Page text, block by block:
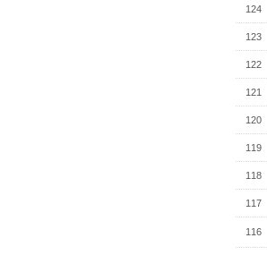
124
123
122
121
120
119
118
117
116